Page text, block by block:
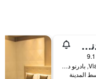
هوتل ريزيدنس أورورا
Via San Martino 24, بادرنو دوغنانو, مقاطعة ميلانو, إيطاليا